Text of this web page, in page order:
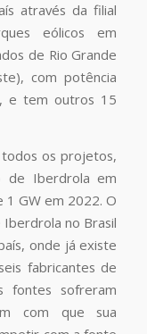
através da filial
eólicos em
de Rio Grande
com potência
e tem outros 15
todos os projetos,
de Iberdrola em
GW em 2022. O
no Brasil
onde já existe
fabricantes de
fontes sofreram
com que sua